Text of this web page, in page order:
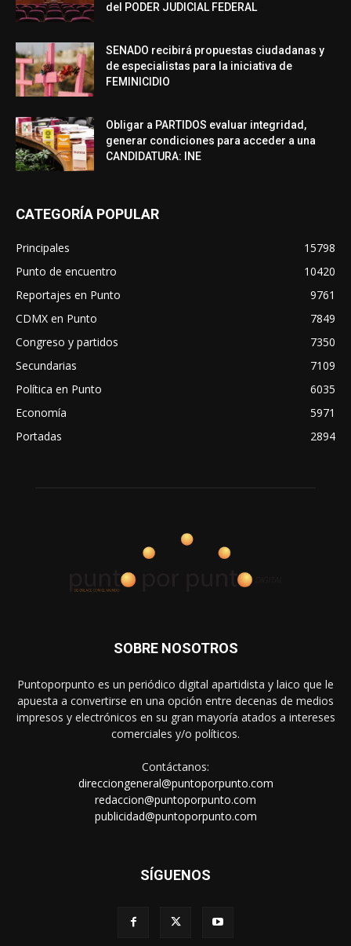
del PODER JUDICIAL FEDERAL
SENADO recibirá propuestas ciudadanas y
de especialistas para la iniciativa de
FEMINICIDIO
Obligar a PARTIDOS evaluar integridad,
generar condiciones para acceder a una
CANDIDATURA: INE
CATEGORÍA POPULAR
Principales
15798
Punto de encuentro
10420
Reportajes en Punto
9761
CDMX en Punto
7849
Congreso y partidos
7350
Secundarias
7109
Política en Punto
6035
Economía
5971
Portadas
2894
SOBRE NOSOTROS
Puntoporpunto es un periódico digital apartidista y laico que le
apuesta a convertirse en una opción entre decenas de medios
impresos y electrónicos en su gran mayoría atados a intereses
comerciales y/o políticos.
Contáctanos:
direcciongeneral@puntoporpunto.com
redaccion@puntoporpunto.com
publicidad@puntoporpunto.com
SÍGUENOS